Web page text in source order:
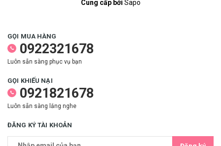
Cung cấp bởi Sapo
GỌI MUA HÀNG
0922321678
Luôn sẵn sàng phục vụ bạn
GỌI KHIẾU NẠI
0921821678
Luôn sẵn sàng lắng nghe
ĐĂNG KÝ TÀI KHOẢN